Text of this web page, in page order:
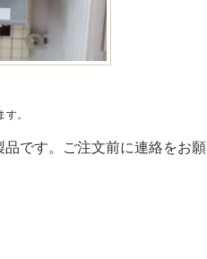
。
です。ご注文前に連絡をお願